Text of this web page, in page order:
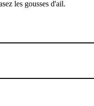
les gousses d'ail.